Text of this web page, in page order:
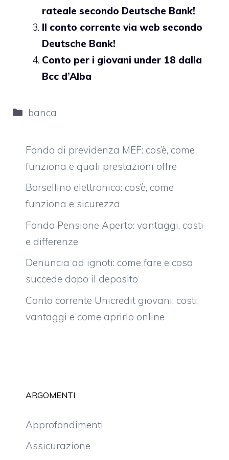
rateale secondo Deutsche Bank!
Il conto corrente via web secondo
Deutsche Bank!
Conto per i giovani under 18 dalla
Bcc d’Alba
Categorie
banca
Fondo di previdenza MEF: cos’è, come
funziona e quali prestazioni offre
Borsellino elettronico: cos’è, come
funziona e sicurezza
Fondo Pensione Aperto: vantaggi, costi
e differenze
Denuncia ad ignoti: come fare e cosa
succede dopo il deposito
Conto corrente Unicredit giovani: costi,
vantaggi e come aprirlo online
ARGOMENTI
Approfondimenti
Assicurazione